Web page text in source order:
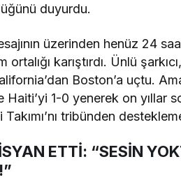
duyurdu.
üzerinden henüz 24
ortalığı karıştırdı. Ünlü
Boston’a uçtu.
Haiti’yi 1-0 yenerek on yıllar
tribünden
ETTİ: “SESİN